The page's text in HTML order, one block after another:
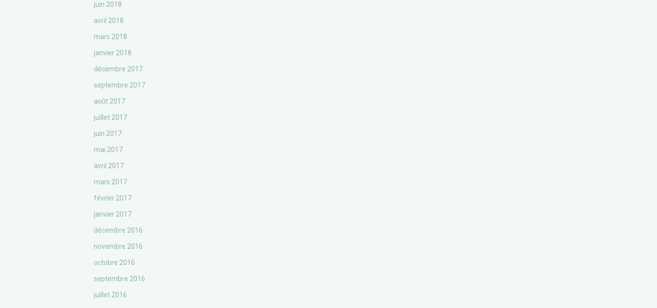
juin 2018
avril 2018
mars 2018
janvier 2018
décembre 2017
septembre 2017
août 2017
juillet 2017
juin 2017
mai 2017
avril 2017
mars 2017
février 2017
janvier 2017
décembre 2016
novembre 2016
octobre 2016
septembre 2016
juillet 2016